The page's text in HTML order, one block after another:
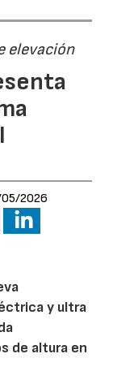
elevación
2026
y ultra
de altura en